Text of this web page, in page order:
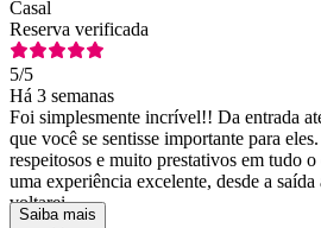
Casal
Reserva verificada
5/5
Há 3 semanas
Foi simplesmente incrível!! Da entrada
que você se sentisse importante para
respeitosos e muito prestativos em tudo
uma experiência excelente, desde a
voltarei.
Saiba mais